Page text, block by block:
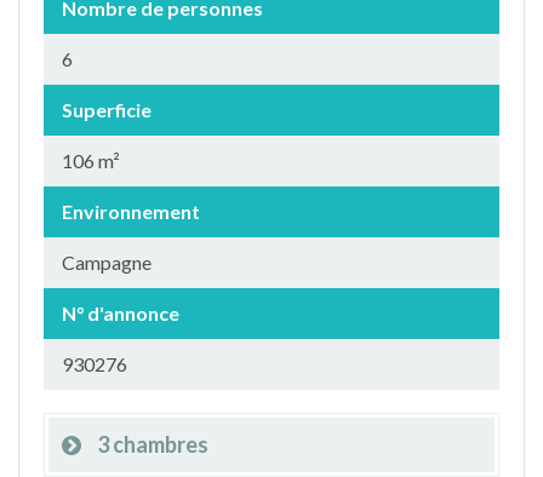
Nombre de personnes
6
Superficie
106 m²
Environnement
Campagne
N° d'annonce
930276
3 chambres